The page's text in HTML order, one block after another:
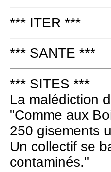
*** ITER ***
*** SANTE ***
*** SITES ***
La malédiction
"Comme aux
250 gisements
Un collectif se
contaminés."